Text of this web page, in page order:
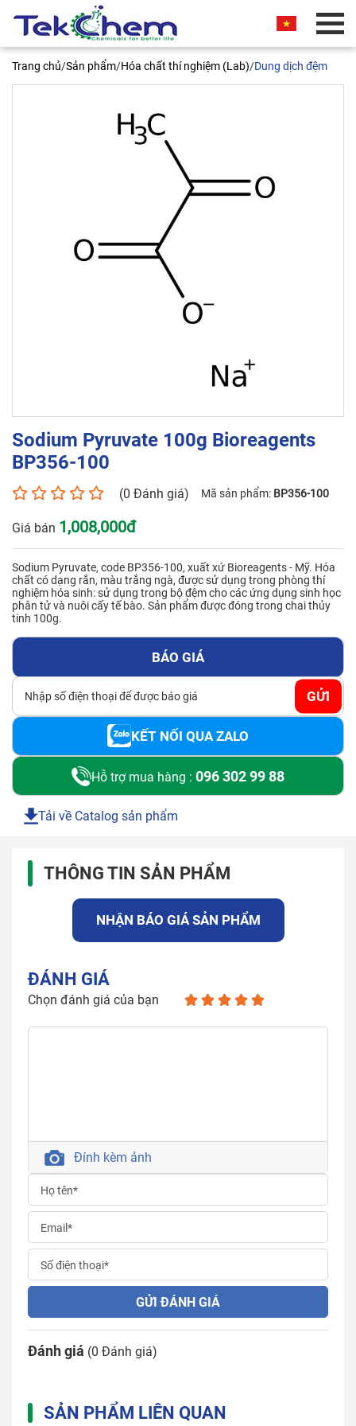
Trang chủ/Sản phẩm/Hóa chất thí nghiệm (Lab)/Dung dịch đệm
Sodium Pyruvate 100g Bioreagents
BP356-100
(0 Đánh giá) Mã sản phẩm: BP356-100
Giá bán 1,008,000đ
Sodium Pyruvate, code BP356-100, xuất xứ Bioreagents - Mỹ. Hóa
chất có dạng rắn, màu trắng ngà, được sử dụng trong phòng thí
nghiệm hóa sinh: sử dụng trong bộ đệm cho các ứng dụng sinh học
phân tử và nuôi cấy tế bào. Sản phẩm được đóng trong chai thủy
tinh 100g.
BÁO GIÁ
GỬI
KẾT NỐI QUA ZALO
Hỗ trợ mua hàng : 096 302 99 88
Tải về Catalog sản phẩm
THÔNG TIN SẢN PHẨM
NHẬN BÁO GIÁ SẢN PHẨM
ĐÁNH GIÁ
Chọn đánh giá của bạn
Đính kèm ảnh
GỬI ĐÁNH GIÁ
Đánh giá (0 Đánh giá)
SẢN PHẨM LIÊN QUAN
BÁO GIÁ THƯƠNG MẠI
Quý khách vui lòng nhập thông tin vào các trường
thương mại sản phẩm này cho quý khách. Xin
chân thành cảm ơn!
Sodium Pyruvate 100g
Bioreagents BP356-100
Số điện thoại*
GỬI